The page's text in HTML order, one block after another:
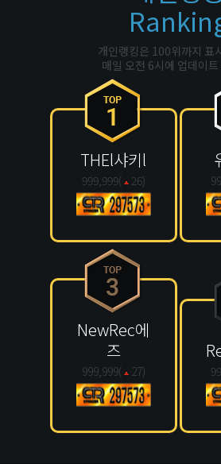
개인랭킹은 100위까지 표
매일 오전 6시에 업데이트
THEl샤키l
999,999( 26)
NewRec에
즈
999,999( 27)